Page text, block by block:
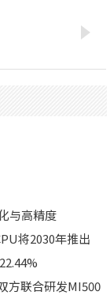
与高精度
将2030年推出
方联合研发MI500